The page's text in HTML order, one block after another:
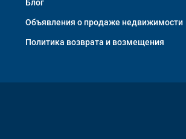
Блог
Объявления о продаже недвижимости
Политика возврата и возмещения